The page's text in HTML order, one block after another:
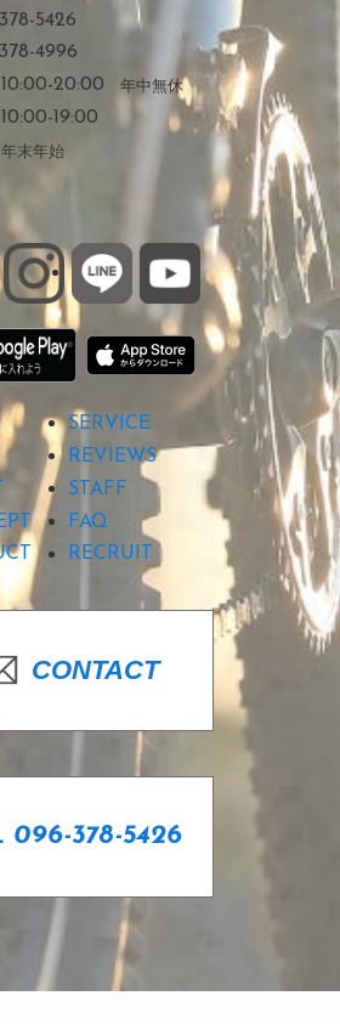
5426
4996
10:00-20:00 年中無休
10:00-19:00
年末年始
SERVICE
REVIEWS
STAFF
FAQ
RECRUIT
CONTACT
096-378-5426